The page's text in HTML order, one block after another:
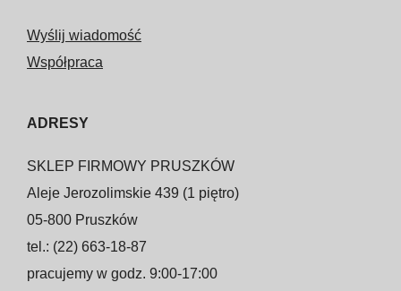
Wyślij wiadomość
Współpraca
ADRESY
SKLEP FIRMOWY PRUSZKÓW
Aleje Jerozolimskie 439 (1 piętro)
05-800 Pruszków
tel.: (22) 663-18-87
pracujemy w godz. 9:00-17:00